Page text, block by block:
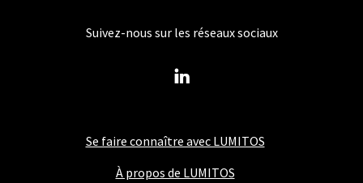
Se faire connaître avec LUMITOS
À propos de LUMITOS
Suivez-nous sur les réseaux sociaux